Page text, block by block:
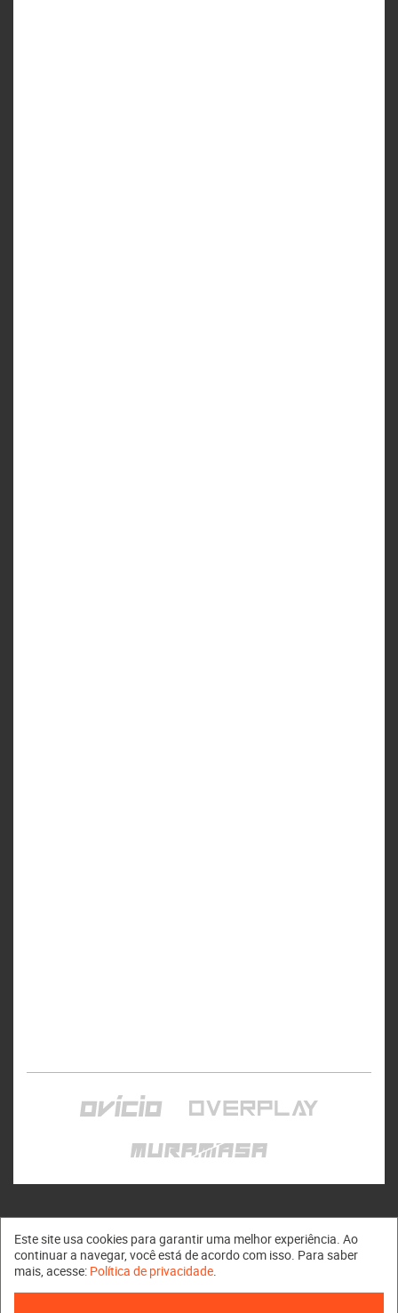
Muramasa © 2011 - 2026
Este site usa cookies para garantir uma melhor experiência. Ao
continuar a navegar, você está de acordo com isso. Para saber
mais, acesse: Política de privacidade.